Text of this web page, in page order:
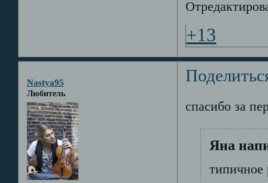
+13
Nastya95
Любитель
спасибо за
Яна
типичное